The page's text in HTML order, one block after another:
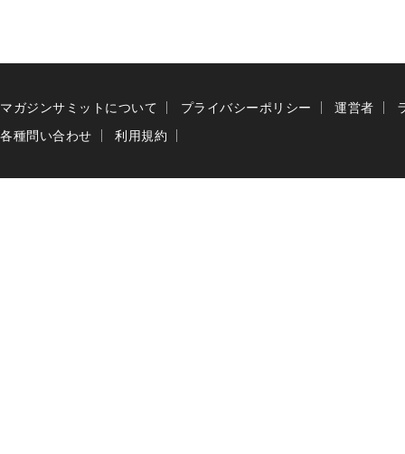
マガジンサミットについて プライバシーポリシー 運営者
各種問い合わせ
利用規約